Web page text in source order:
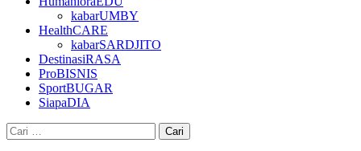
kabarUMBY
HealthCARE
kabarSARDJITO
DestinasiRASA
ProBISNIS
SportBUGAR
SiapaDIA
Cari
untuk: